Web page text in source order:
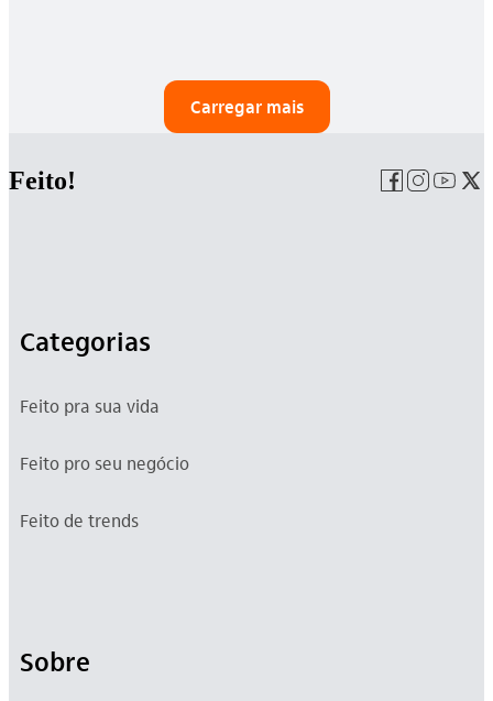
Carregar mais
Feito!
Categorias
Feito pra sua vida
Feito pro seu negócio
Feito de trends
Sobre